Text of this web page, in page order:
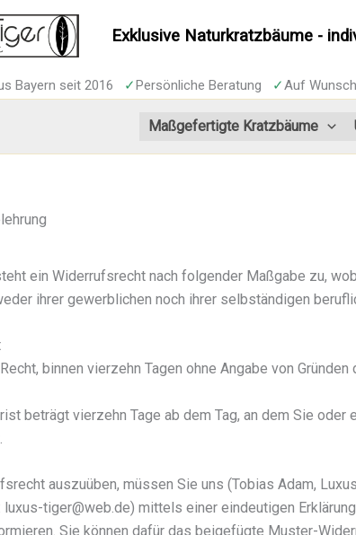
Exklusive Naturkratzbäume -
Bayern seit 2016 ✓Persönliche Beratung ✓ Auf
Maßgefertigte Kratzbäume
ein Widerrufsrecht nach folgender Maßgabe zu,
ihrer gewerblichen noch ihrer selbständigen
binnen vierzehn Tagen ohne Angabe von
beträgt vierzehn Tage ab dem Tag, an dem Sie
auszuüben, müssen Sie uns (Tobias Adam,
luxus-tiger@web.de) mittels einer eindeutigen
Sie können dafür das beigefügte Muster-